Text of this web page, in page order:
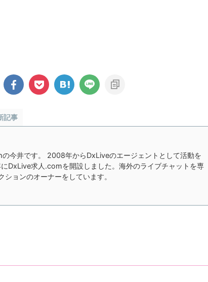
記事
今井です。 2008年からDxLiveのエージェントとして活動を
DxLive求人.comを開設しました。海外のライブチャットを専
ションのオーナーをしています。